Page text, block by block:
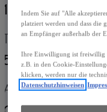
100 kW (135 PS)
Türen
5
Außenfarbe
Indem Sie auf "Alle
platziert werden und dass die
an Empfänger außerhalb der
Ihre Einwilligung ist freiwillig
z.B. in den Cookie-
klicken, werden nur die
Datenschutzhinweisen